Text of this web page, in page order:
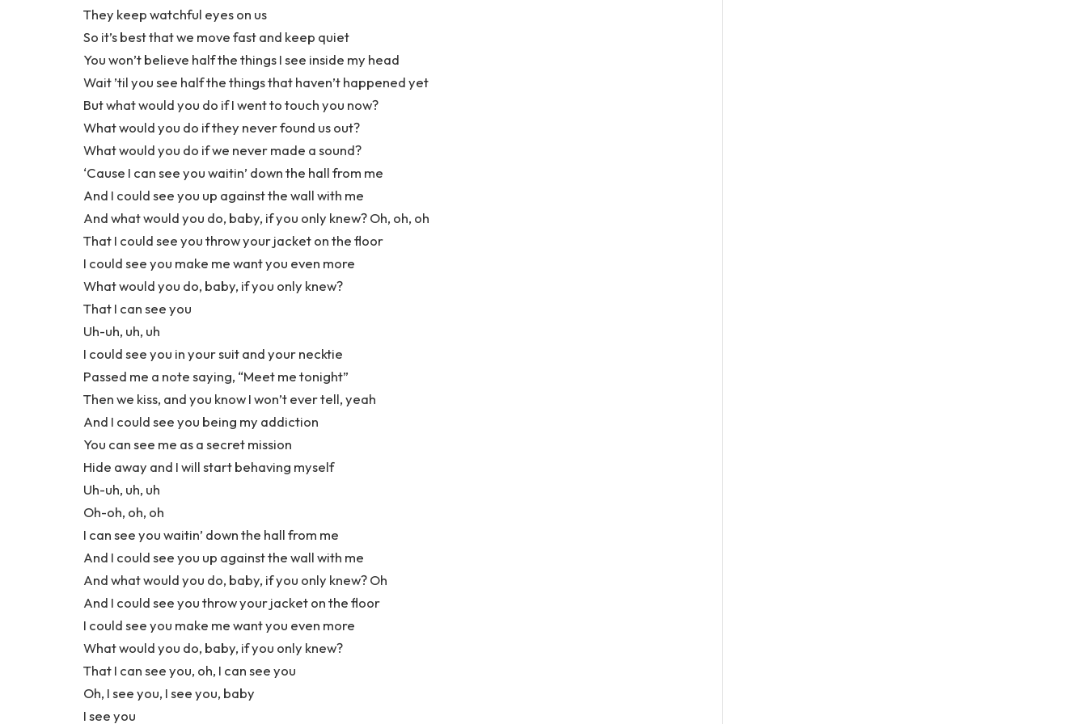
They keep watchful eyes on us
So it’s best that we move fast and keep quiet
You won’t believe half the things I see inside my head
Wait ’til you see half the things that haven’t happened yet
But what would you do if I went to touch you now?
What would you do if they never found us out?
What would you do if we never made a sound?
‘Cause I can see you waitin’ down the hall from me
And I could see you up against the wall with me
And what would you do, baby, if you only knew? Oh, oh, oh
That I could see you throw your jacket on the floor
I could see you make me want you even more
What would you do, baby, if you only knew?
That I can see you
Uh-uh, uh, uh
I could see you in your suit and your necktie
Passed me a note saying, “Meet me tonight”
Then we kiss, and you know I won’t ever tell, yeah
And I could see you being my addiction
You can see me as a secret mission
Hide away and I will start behaving myself
Uh-uh, uh, uh
Oh-oh, oh, oh
I can see you waitin’ down the hall from me
And I could see you up against the wall with me
And what would you do, baby, if you only knew? Oh
And I could see you throw your jacket on the floor
I could see you make me want you even more
What would you do, baby, if you only knew?
That I can see you, oh, I can see you
Oh, I see you, I see you, baby
I see you